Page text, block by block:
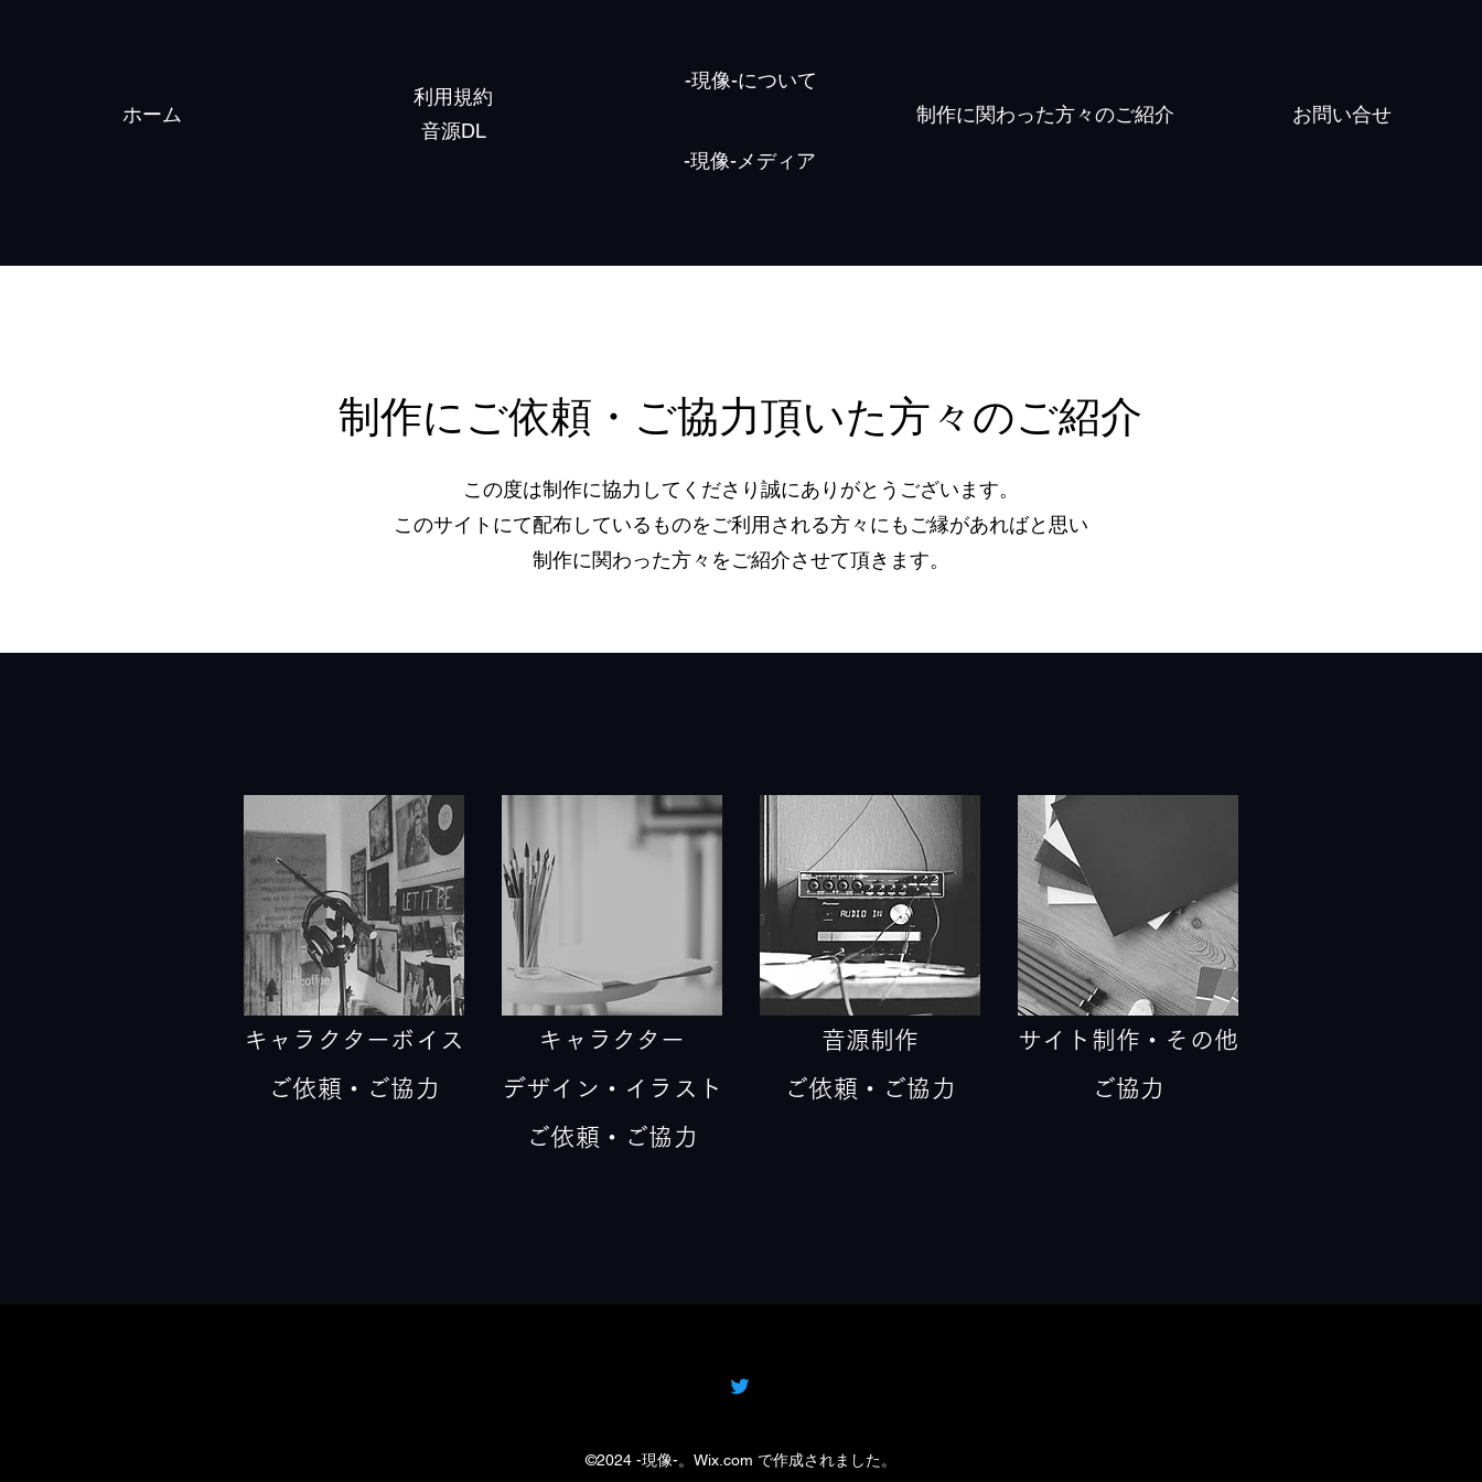
ホーム
利用規約
​音源DL
-現像-について
-現像-メディア
制作に関わった​方々のご紹介 お問い合せ
制作にご依頼・ご協力頂いた方々のご紹介
この度は制作に協力してくださり誠にありがとうございます。
このサイトにて配布しているものをご利用される方々にもご縁があればと思い
​制作に関わった方々をご紹介させて頂きます。
キャラクターボイス
ご依頼・ご協力
キャラクター
デザイン・イラスト
ご依頼・ご協力
音源制作
ご依頼・ご協力
サイト制作・その他
​ご協力
©2024 -現像-。Wix.com で作成されました。